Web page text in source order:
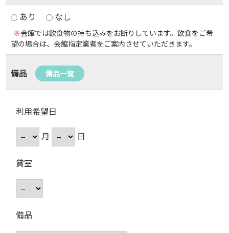
あり
なし
※会館では飲食物の持ち込みをお断りしています。飲食をご希
望の場合は、会館指定業者をご案内させていただきます。
備品 備品一覧
利用希望日
月
日
貸室
備品